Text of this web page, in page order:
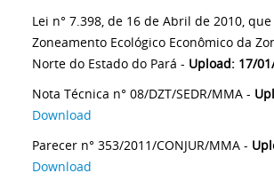
Lei n° 7.398, de 16 de Abril de 2010,
Zoneamento Ecológico Econômico da
Norte do Estado do Pará - Upload: 17/
Nota Técnica n° 08/DZT/SEDR/MMA -
Download
Parecer n° 353/2011/CONJUR/MMA -
Download